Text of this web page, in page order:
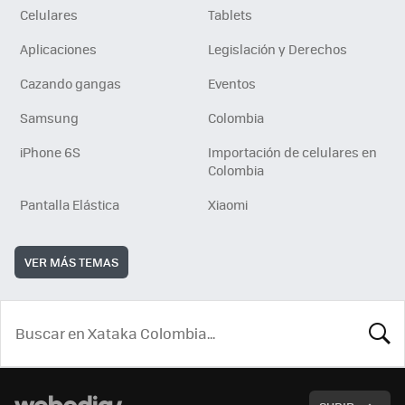
Celulares
Tablets
Aplicaciones
Legislación y Derechos
Cazando gangas
Eventos
Samsung
Colombia
iPhone 6S
Importación de celulares en
Colombia
Pantalla Elástica
Xiaomi
VER MÁS TEMAS